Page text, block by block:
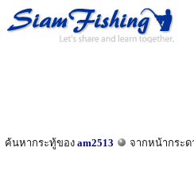
ค้นหากระทู้ของ am2513 จากหน้ากระด